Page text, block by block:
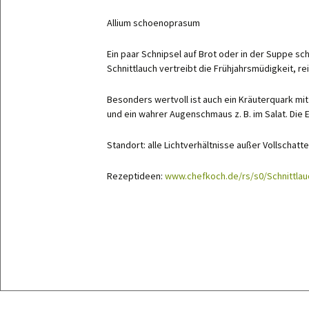
Liebstock
Majoran
Oregano,
Petersilie,
Petersilie,
Salbei
Allium schoenoprasum
Ein paar Schnipsel auf Brot oder in der Suppe
Schnittlauch vertreibt die Frühjahrsmüdigkeit,
Besonders wertvoll ist auch ein Kräuterquark
und ein wahrer Augenschmaus z. B. im Salat.
Standort: alle Lichtverhältnisse außer
Rezeptideen:www.chefkoch.de/rs/s0/